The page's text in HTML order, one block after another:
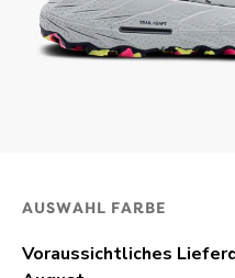
AUSWAHL FARBE